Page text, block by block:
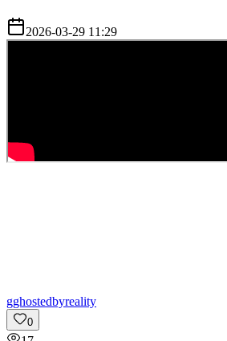
2026-03-29 11:29
gghostedbyreality
0